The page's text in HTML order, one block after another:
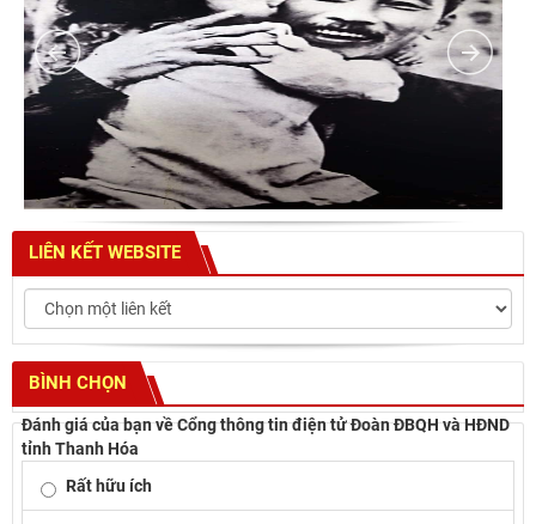
LIÊN KẾT WEBSITE
BÌNH CHỌN
Đánh giá của bạn về Cổng thông tin điện tử Đoàn ĐBQH và HĐND
tỉnh Thanh Hóa
Rất hữu ích